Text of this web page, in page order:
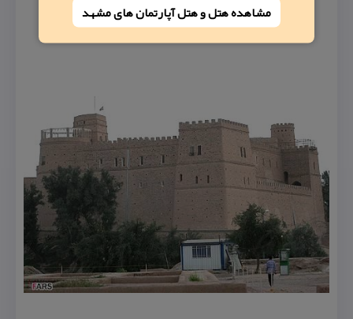
مشاهده هتل و هتل‌ آپارتمان های مشهد